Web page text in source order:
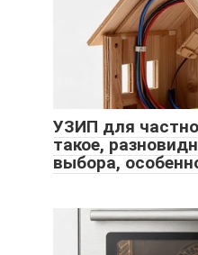
УЗИП для
такое,
выбора,